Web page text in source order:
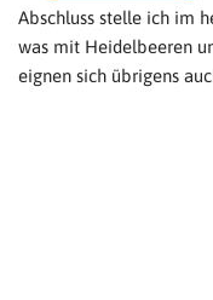
Abschluss stelle ich im
was mit Heidelbeeren
eignen sich übrigens